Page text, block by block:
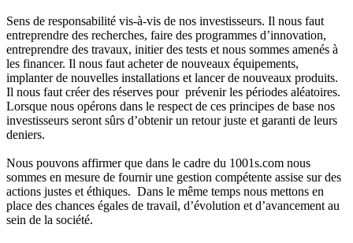
Sens de responsabilité vis-à-vis de nos investisseurs. Il nous faut
entreprendre des recherches, faire des programmes d’innovation,
entreprendre des travaux, initier des tests et nous sommes amenés à
les financer. Il nous faut acheter de nouveaux équipements,
implanter de nouvelles installations et lancer de nouveaux produits.
Il nous faut créer des réserves pour prévenir les périodes aléatoires.
Lorsque nous opérons dans le respect de ces principes de base nos
investisseurs seront sûrs d’obtenir un retour juste et garanti de leurs
deniers.
Nous pouvons affirmer que dans le cadre du 1001s.com nous
sommes en mesure de fournir une gestion compétente assise sur des
actions justes et éthiques. Dans le même temps nous mettons en
place des chances égales de travail, d’évolution et d’avancement au
sein de la société.